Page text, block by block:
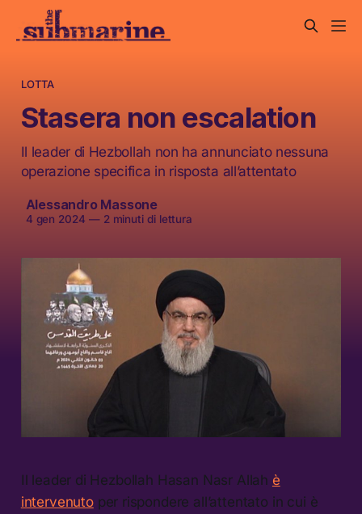
LOTTA
Stasera non escalation
Il leader di Hezbollah non ha annunciato nessuna
operazione specifica in risposta all’attentato
Alessandro Massone
4 gen 2024 —2 minuti di lettura
Il leader di Hezbollah Hasan Nasr Allah è
intervenutoper rispondere all’attentato in cui è